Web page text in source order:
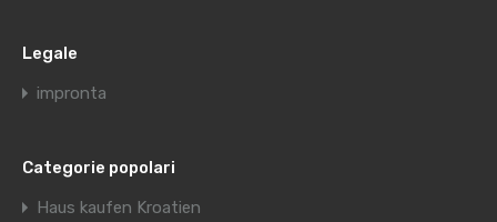
Legale
impronta
Categorie popolari
Haus kaufen Kroatien